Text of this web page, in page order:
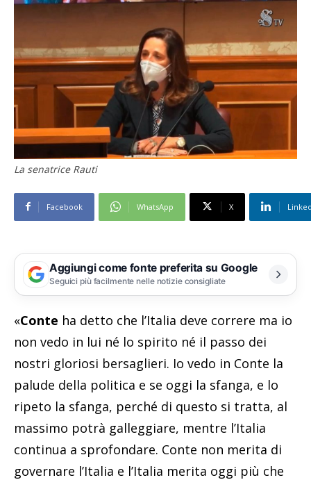
La senatrice Rauti
Facebook WhatsApp X
Aggiungi come fonte preferita su Google
Seguici più facilmente nelle notizie consigliate
«Conte ha detto che l’Italia deve correre ma io
non vedo in lui né lo spirito né il passo dei
nostri gloriosi bersaglieri. Io vedo in Conte la
palude della politica e se oggi la sfanga, e lo
ripeto la sfanga, perché di questo si tratta, al
massimo potrà galleggiare, mentre l’Italia
continua a sprofondare. Conte non merita di
governare l’Italia e l’Italia merita oggi più che